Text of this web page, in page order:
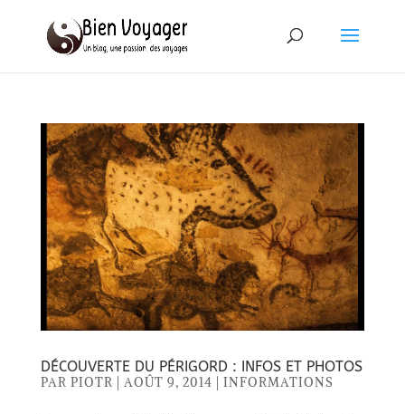
DÉCOUVERTE DU PÉRIGORD : INFOS ET PHOTOS
PAR PIOTR AOÛT 9, 2014 INFORMATIONS